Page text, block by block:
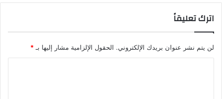
اترك تعليقاً
لن يتم نشر عنوان بريدك الإلكتروني. الحقول الإلزامية مشار إليها بـ *